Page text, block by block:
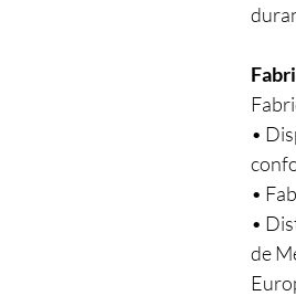
•
•
•
de